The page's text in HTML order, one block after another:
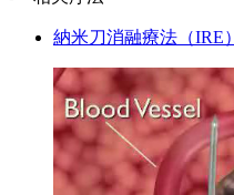
納米刀消融療法（IRE）